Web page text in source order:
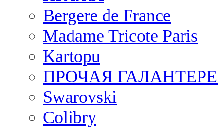
Bergere de France
Madame Tricote Paris
Kartopu
ПРОЧАЯ
Swarovski
Colibry